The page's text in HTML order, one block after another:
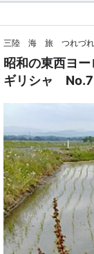
三陸 海 旅 つれづれ
昭和の東西ヨ
ギリシャ